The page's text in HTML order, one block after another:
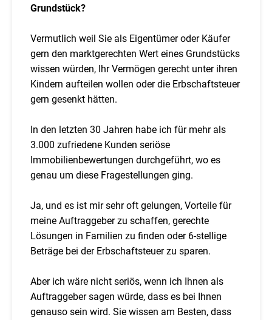
Grundstück?
Vermutlich weil Sie als Eigentümer oder Käufer
gern den marktgerechten Wert eines Grundstücks
wissen würden, Ihr Vermögen gerecht unter ihren
Kindern aufteilen wollen oder die Erbschaftsteuer
gern gesenkt hätten.
In den letzten 30 Jahren habe ich für mehr als
3.000 zufriedene Kunden seriöse
Immobilienbewertungen durchgeführt, wo es
genau um diese Fragestellungen ging.
Ja, und es ist mir sehr oft gelungen, Vorteile für
meine Auftraggeber zu schaffen, gerechte
Lösungen in Familien zu finden oder 6-stellige
Beträge bei der Erbschaftsteuer zu sparen.
Aber ich wäre nicht seriös, wenn ich Ihnen als
Auftraggeber sagen würde, dass es bei Ihnen
genauso sein wird. Sie wissen am Besten, dass